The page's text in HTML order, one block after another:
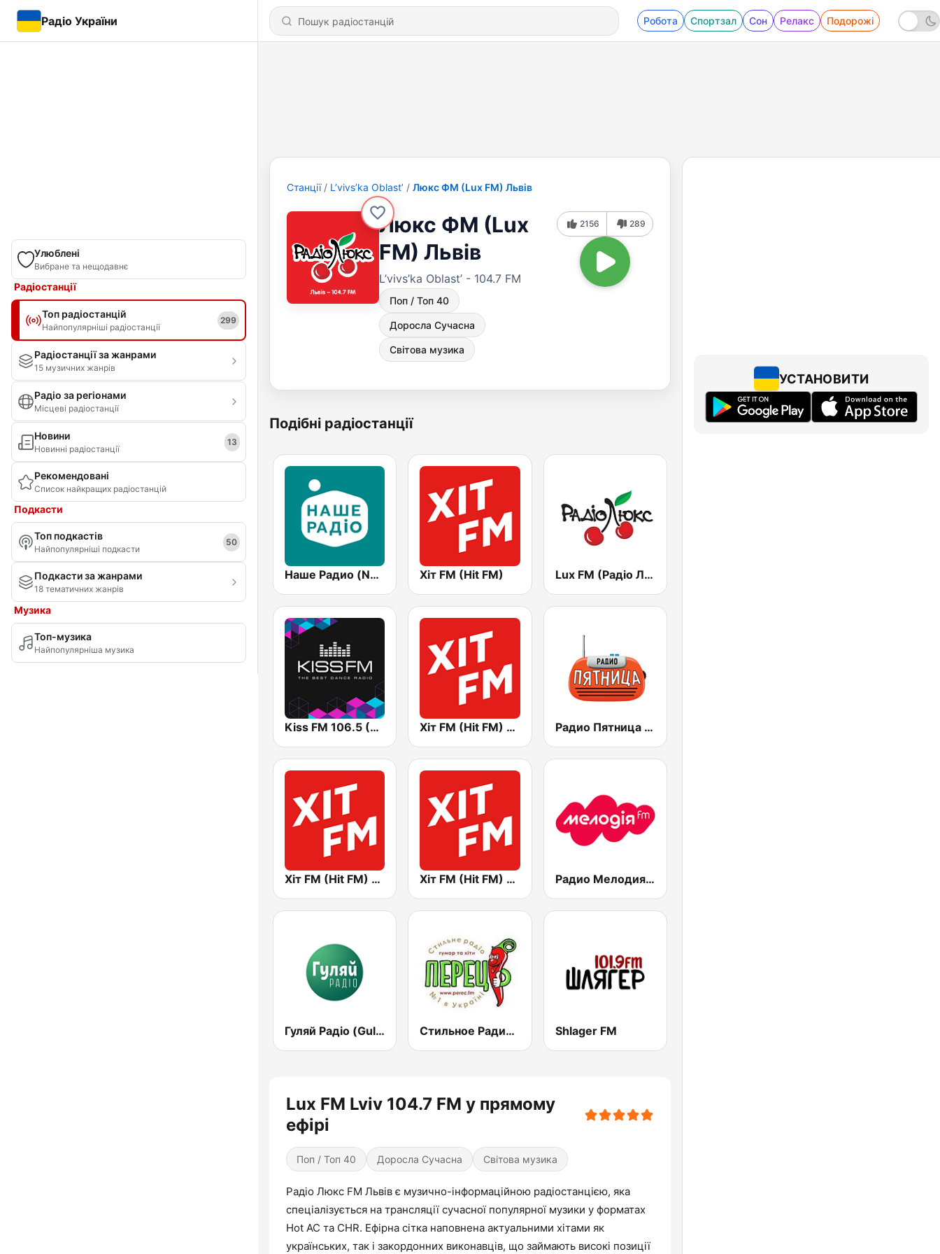
Радіо України Робота Спортзал Сон Релакс Подорожі
Улюблені
Вибране та нещодавнє
Радіостанції
Топ радіостанцій
Найпопулярніші радіостанції
299
Радіостанції за жанрами
15 музичних жанрів
Радіо за регіонами
Місцеві радіостанції
Новини
Новинні радіостанції
13
Рекомендовані
Список найкращих радіостанцій
Подкасти
Топ подкастів
Найпопулярніші подкасти
50
Подкасти за жанрами
18 тематичних жанрів
Музика
Топ-музика
Найпопулярніша музика
Станції L’vivs’ka Oblast’ Люкс ФМ (Lux FM) Львів
Люкс ФМ (Lux
FM) Львів
L’vivs’ka Oblast’ - 104.7 FM
Поп / Топ 40
Доросла Сучасна
Світова музика
2156 289
Подібні радіостанції
Наше Радио (Nashe Radio) 107.9 Хіт FM (Hit FM) Lux FM (Pадіо Люкс)
Kiss FM 106.5 (Кисc ФМ) Хіт FM (Hit FM) - Top Радио Пятница (Pyatnica)
Хіт FM (Hit FM) - Best Хіт FM (Hit FM) - Ukr Радио Мелодия (Radio Melodia)
Гуляй Радіо (Guliay Radio) Стильное Радио - Перец ФМ (Stilnoe, perec fm) Shlager FM
Lux FM Lviv 104.7 FM у прямому
ефірі
Поп / Топ 40 Доросла Сучасна Світова музика
Радіо Люкс FM Львів є музично-інформаційною радіостанцією, яка
спеціалізується на трансляції сучасної популярної музики у форматах
Hot AC та CHR. Ефірна сітка наповнена актуальними хітами як
українських, так і закордонних виконавців, що займають високі позиції
УСТАНОВИТИ